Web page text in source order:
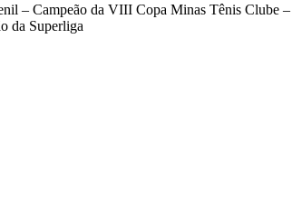
– Campeão da VIII Copa Minas Tênis Clube
da Superliga